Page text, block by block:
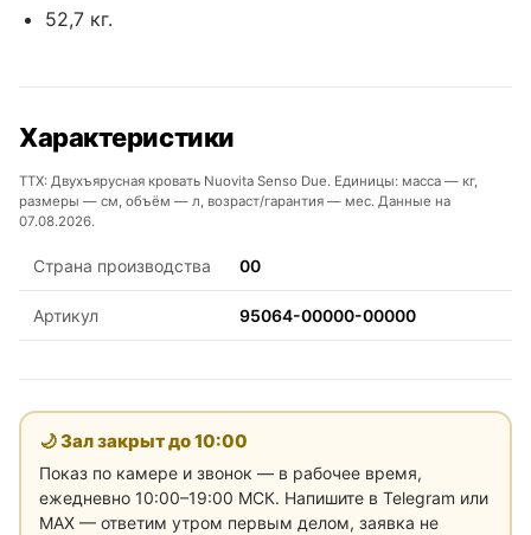
52,7 кг.
Характеристики
ТТХ: Двухъярусная кровать Nuovita Senso Due. Единицы: масса — кг,
размеры — см, объём — л, возраст/гарантия — мес. Данные на
07.08.2026.
Страна производства 00
Артикул 95064-00000-00000
🌙 Зал закрыт до10:00
Показ по камере и звонок — в рабочее время,
ежедневно 10:00–19:00 МСК. Напишите в Telegram или
MAX — ответим утром первым делом, заявка не